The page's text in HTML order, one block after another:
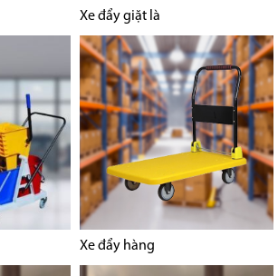
Xe đẩy giặt là
Xe đẩy hàng